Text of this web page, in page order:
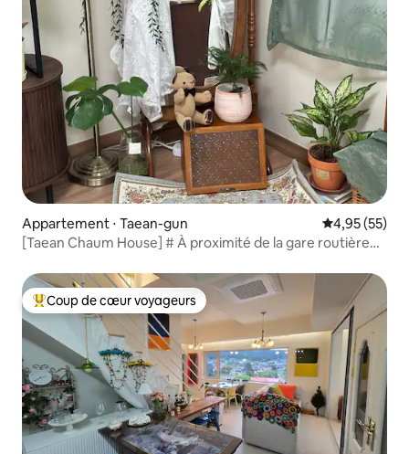
Appartement ⋅ Taean-gun Évaluation
4,95 (55)
[Taean Chaum House] # À proximité de la gare routière
Coups de cœur voyageurs les plus appréciés
Coup de cœur voyageurs